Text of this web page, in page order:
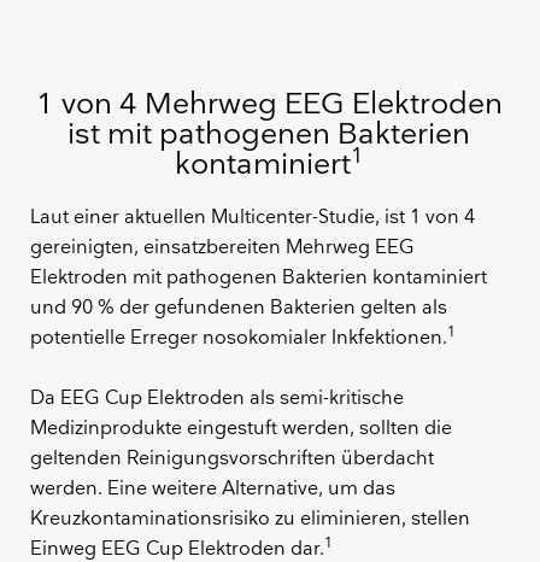
1 von 4 Mehrweg EEG Elektroden
ist mit pathogenen Bakterien
kontaminiert1
Laut einer aktuellen Multicenter-Studie, ist 1 von 4
gereinigten, einsatzbereiten Mehrweg EEG
Elektroden mit pathogenen Bakterien kontaminiert
und 90 % der gefundenen Bakterien gelten als
potentielle Erreger nosokomialer Inkfektionen.1
Da EEG Cup Elektroden als semi-kritische
Medizinprodukte eingestuft werden, sollten die
geltenden Reinigungsvorschriften überdacht
werden. Eine weitere Alternative, um das
Kreuzkontaminationsrisiko zu eliminieren, stellen
Einweg EEG Cup Elektroden dar.1